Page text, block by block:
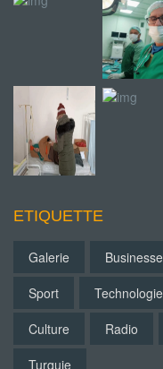
ETIQUETTE
Galerie Businesse
Sport
Technologie
Culture
Radio
Turquie